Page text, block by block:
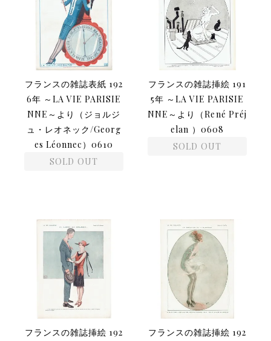
フランスの雑誌表紙 192
6年 ～LA VIE PARISIE
NNE～より（ジョルジ
ュ・レオネック/Georg
es Léonnec）0610
SOLD OUT
フランスの雑誌挿絵 191
5年 ～LA VIE PARISIE
NNE～より（René Préj
elan ）0608
SOLD OUT
フランスの雑誌挿絵 192
フランスの雑誌挿絵 192